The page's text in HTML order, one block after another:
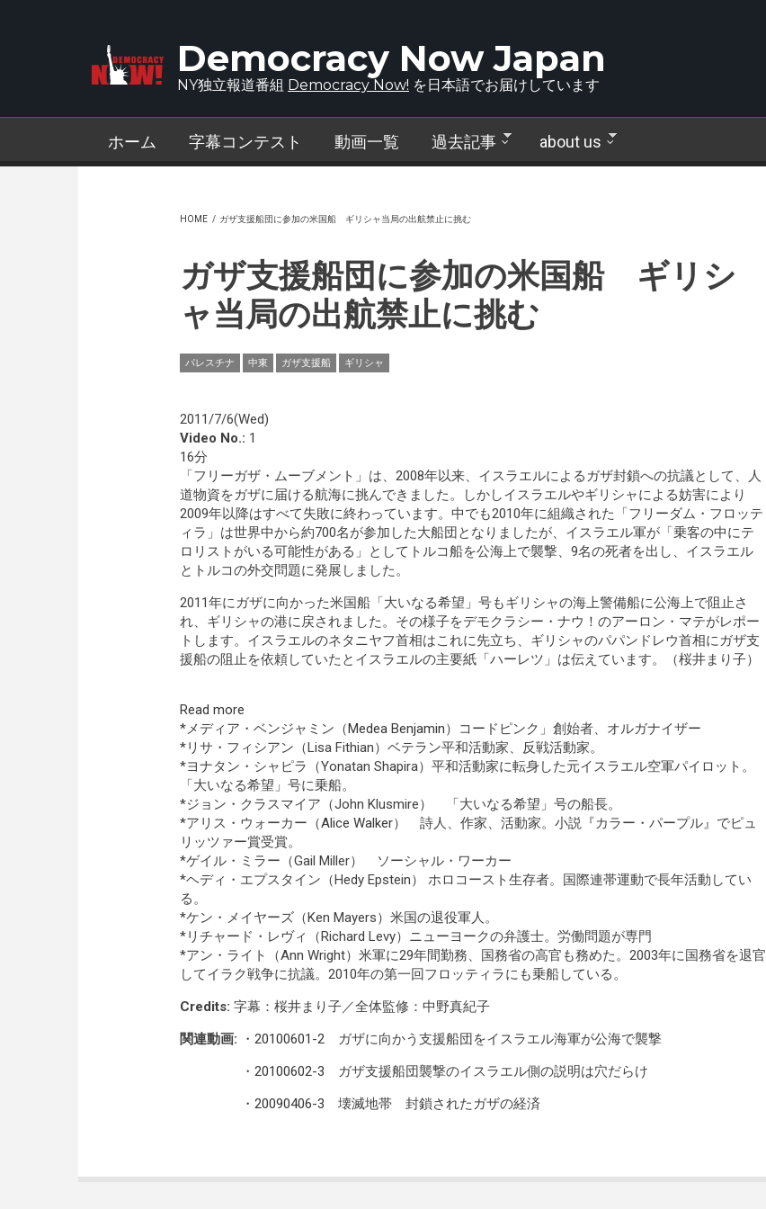
Democracy Now Japan
NY独立報道番組 Democracy Now! を日本語でお届けしています
ホーム 字幕コンテスト 動画一覧 過去記事 about us
HOME / ガザ支援船団に参加の米国船 ギリシャ当局の出航禁止に挑む
ガザ支援船団に参加の米国船 ギリシ
ャ当局の出航禁止に挑む
パレスチナ 中東 ガザ支援船 ギリシャ
2011/7/6(Wed)
Video No.: 1
16分
「フリーガザ・ムーブメント」は、2008年以来、イスラエルによるガザ封鎖への抗議として、人
道物資をガザに届ける航海に挑んできました。しかしイスラエルやギリシャによる妨害により
2009年以降はすべて失敗に終わっています。中でも2010年に組織された「フリーダム・フロッテ
ィラ」は世界中から約700名が参加した大船団となりましたが、イスラエル軍が「乗客の中にテ
ロリストがいる可能性がある」としてトルコ船を公海上で襲撃、9名の死者を出し、イスラエル
とトルコの外交問題に発展しました。
2011年にガザに向かった米国船「大いなる希望」号もギリシャの海上警備船に公海上で阻止さ
れ、ギリシャの港に戻されました。その様子をデモクラシー・ナウ！のアーロン・マテがレポー
トします。イスラエルのネタニヤフ首相はこれに先立ち、ギリシャのパパンドレウ首相にガザ支
援船の阻止を依頼していたとイスラエルの主要紙「ハーレツ」は伝えています。（桜井まり子）
Read more
*メディア・ベンジャミン（Medea Benjamin）コードピンク」創始者、オルガナイザー
*リサ・フィシアン（Lisa Fithian）ベテラン平和活動家、反戦活動家。
*ヨナタン・シャピラ（Yonatan Shapira）平和活動家に転身した元イスラエル空軍パイロット。
「大いなる希望」号に乗船。
*ジョン・クラスマイア（John Klusmire） 「大いなる希望」号の船長。
*アリス・ウォーカー（Alice Walker） 詩人、作家、活動家。小説『カラー・パープル』でピュ
リッツァー賞受賞。
*ゲイル・ミラー（Gail Miller） ソーシャル・ワーカー
*ヘディ・エプスタイン（Hedy Epstein） ホロコースト生存者。国際連帯運動で長年活動してい
る。
*ケン・メイヤーズ（Ken Mayers）米国の退役軍人。
*リチャード・レヴィ（Richard Levy）ニューヨークの弁護士。労働問題が専門
*アン・ライト（Ann Wright）米軍に29年間勤務、国務省の高官も務めた。2003年に国務省を退官
してイラク戦争に抗議。2010年の第一回フロッティラにも乗船している。
Credits: 字幕：桜井まり子／全体監修：中野真紀子
関連動画:
・ 20100601-2ガザに向かう支援船団をイスラエル海軍が公海で襲撃
・ 20100602-3 ガザ支援船団襲撃のイスラエル側の説明は穴だらけ
・ 20090406-3 壊滅地帯 封鎖されたガザの経済